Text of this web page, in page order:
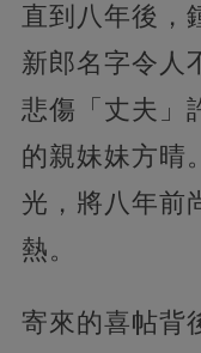
直到八年後，
新郎名字令
悲傷「丈夫」
的親妹妹方晴
光，將八年前
熱。
寄來的喜帖背